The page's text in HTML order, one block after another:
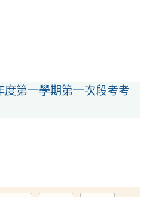
度第一學期第一次段考考